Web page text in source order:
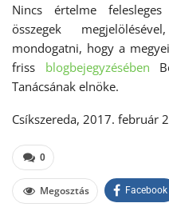
Nincs értelme
összegek
mondogatni, hogy a
friss blogbejegyzésében
Tanácsának elnöke.
Csíkszereda, 2017. február
0
Megosztás Facebook